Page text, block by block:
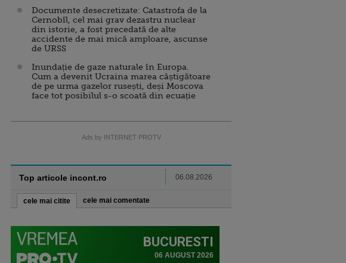
Documente desecretizate: Catastrofa de la
Cernobîl, cel mai grav dezastru nuclear
din istorie, a fost precedată de alte
accidente de mai mică amploare, ascunse
de URSS
Inundație de gaze naturale în Europa.
Cum a devenit Ucraina marea câștigătoare
de pe urma gazelor rusești, deși Moscova
face tot posibilul s-o scoată din ecuație
Ads by INTERNET PROTV
Top articole incont.ro 06.08.2026
cele mai citite cele mai comentate